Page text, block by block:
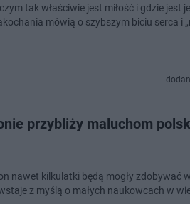
tak właściwie jest miłość i gdzie jest
mówią o szybszym biciu serca i
przybliży maluchom
nawet kilkulatki będą mogły zdobywać
z myślą o małych naukowcach w